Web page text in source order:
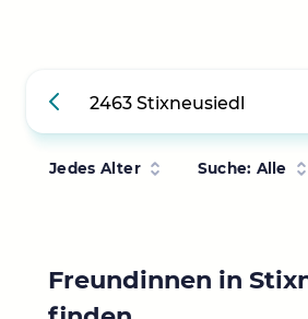
Jedes Alter Suche: Alle
Freundinnen in